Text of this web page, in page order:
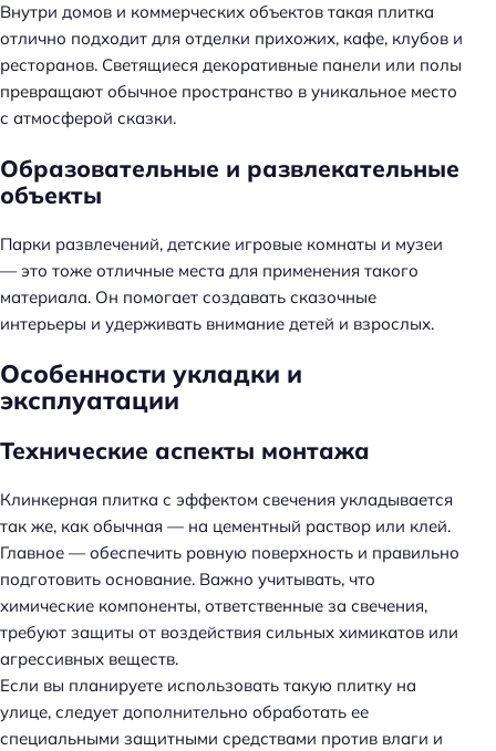
Внутри домов и коммерческих объектов такая плитка
отлично подходит для отделки прихожих, кафе, клубов и
ресторанов. Светящиеся декоративные панели или полы
превращают обычное пространство в уникальное место
с атмосферой сказки.
Образовательные и развлекательные
объекты
Парки развлечений, детские игровые комнаты и музеи
— это тоже отличные места для применения такого
материала. Он помогает создавать сказочные
интерьеры и удерживать внимание детей и взрослых.
Особенности укладки и
эксплуатации
Технические аспекты монтажа
Клинкерная плитка с эффектом свечения укладывается
так же, как обычная — на цементный раствор или клей.
Главное — обеспечить ровную поверхность и правильно
подготовить основание. Важно учитывать, что
химические компоненты, ответственные за свечения,
требуют защиты от воздействия сильных химикатов или
агрессивных веществ.
Если вы планируете использовать такую плитку на
улице, следует дополнительно обработать ее
специальными защитными средствами против влаги и